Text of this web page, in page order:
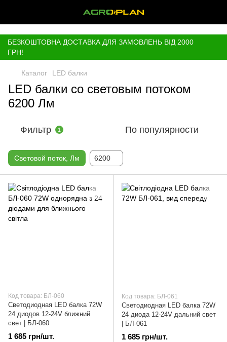
БЕЗКОШТОВНА ДОСТАВКА ДЛЯ ЗАМОВЛЕНЬ ВІД 2000
ГРН!
Каталог LED балки
LED балки со световым потоком
6200 Лм
Фильтр 1 По популярности
Световой поток, Лм 6200
Код товара: БЛ-060
Светодиодная LED балка 72W
24 диодов 12-24V ближний
свет | БЛ-060
1 685 грн/шт.
Код товара: БЛ-061
Светодиодная LED балка 72W
24 диода 12-24V дальний свет
| БЛ-061
1 685 грн/шт.